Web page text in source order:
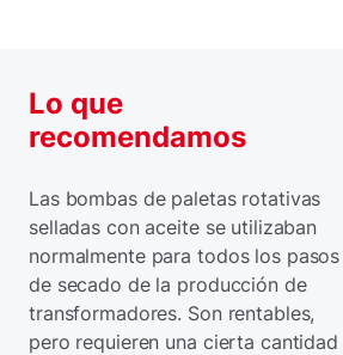
Lo que
recomendamos
Las bombas de paletas rotativas
selladas con aceite se utilizaban
normalmente para todos los pasos
de secado de la producción de
transformadores. Son rentables,
pero requieren una cierta cantidad